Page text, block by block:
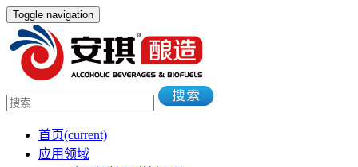
Toggle navigation
首页(current)
应用领域